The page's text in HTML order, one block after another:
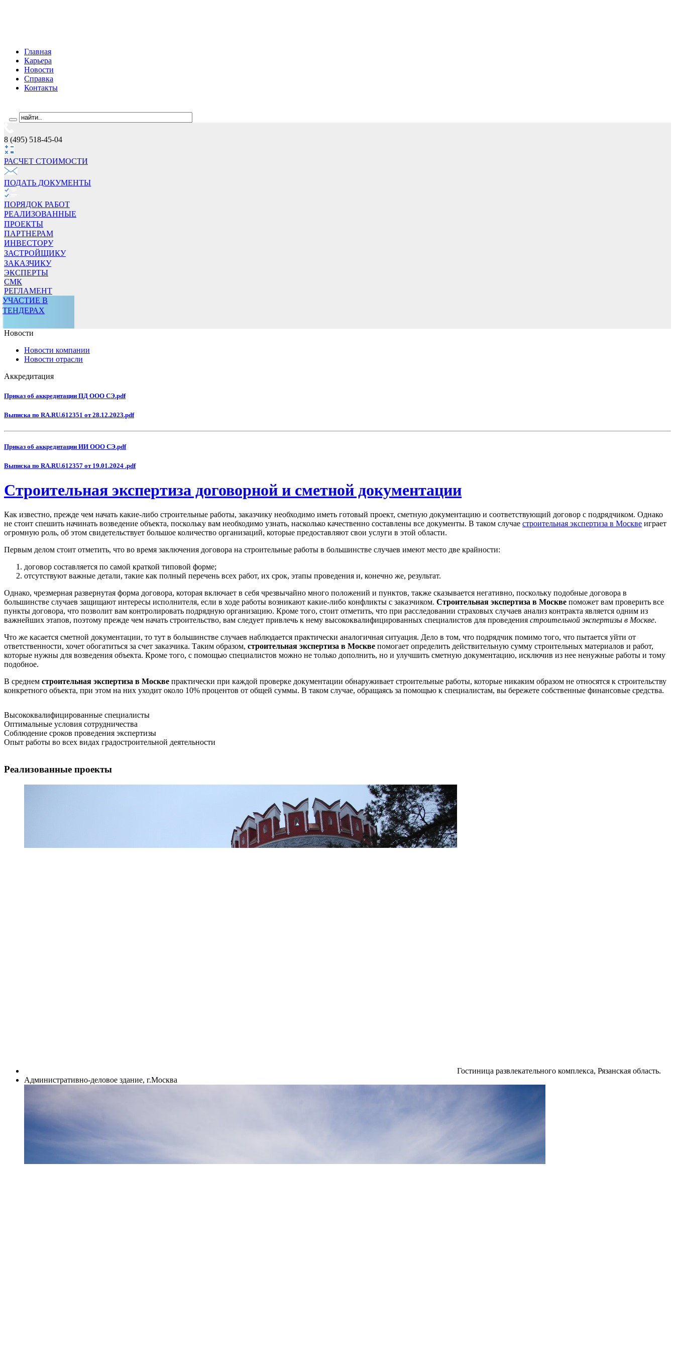
Главная
Карьера
Новости
Справка
Контакты
8 (495) 518-45-04
РАСЧЕТ СТОИМОCТИ
ПОДАТЬ ДОКУМЕНТЫ
ПОРЯДОК РАБОТ
РЕАЛИЗОВАННЫЕ
ПРОЕКТЫ
ПАРТНЕРАМ
ИНВЕСТОРУ
ЗАСТРОЙЩИКУ
ЗАКАЗЧИКУ
ЭКСПЕРТЫ
СМК
РЕГЛАМЕНТ
УЧАСТИЕ В
ТЕНДЕРАХ
Новости
Новости компании
Новости отрасли
Аккредитация
Приказ об аккредитации ПД ООО СЭ.pdf
Выписка по RA.RU.612351 от 28.12.2023.pdf
Приказ об аккредитации ИИ ООО СЭ.pdf
Выписка по RA.RU.612357 от 19.01.2024 .pdf
Строительная экспертиза договорной и сметной документации
Как известно, прежде чем начать какие-либо строительные работы, заказчику необходимо иметь готовый проект, сметную документацию и соответствующий договор с подрядчиком. Однако
не стоит спешить начинать возведение объекта, поскольку вам необходимо узнать, насколько качественно составлены все документы. В таком случае строительная экспертиза в Москве играет
огромную роль, об этом свидетельствует большое количество организаций, которые предоставляют свои услуги в этой области.
Первым делом стоит отметить, что во время заключения договора на строительные работы в большинстве случаев имеют место две крайности:
договор составляется по самой краткой типовой форме;
отсутствуют важные детали, такие как полный перечень всех работ, их срок, этапы проведения и, конечно же, результат.
Однако, чрезмерная развернутая форма договора, которая включает в себя чрезвычайно много положений и пунктов, также сказывается негативно, поскольку подобные договора в
большинстве случаев защищают интересы исполнителя, если в ходе работы возникают какие-либо конфликты с заказчиком. Строительная экспертиза в Москве поможет вам проверить все
пункты договора, что позволит вам контролировать подрядную организацию. Кроме того, стоит отметить, что при расследовании страховых случаев анализ контракта является одним из
важнейших этапов, поэтому прежде чем начать строительство, вам следует привлечь к нему высококвалифицированных специалистов для проведения строительной экспертизы в Москве.
Что же касается сметной документации, то тут в большинстве случаев наблюдается практически аналогичная ситуация. Дело в том, что подрядчик помимо того, что пытается уйти от
ответственности, хочет обогатиться за счет заказчика. Таким образом, строительная экспертиза в Москве помогает определить действительную сумму строительных материалов и работ,
которые нужны для возведения объекта. Кроме того, с помощью специалистов можно не только дополнить, но и улучшить сметную документацию, исключив из нее ненужные работы и тому
подобное.
В среднем строительная экспертиза в Москве практически при каждой проверке документации обнаруживает строительные работы, которые никаким образом не относятся к строительству
конкретного объекта, при этом на них уходит около 10% процентов от общей суммы. В таком случае, обращаясь за помощью к специалистам, вы бережете собственные финансовые средства.
Высококвалифицированные специалисты
Оптимальные условия сотрудничества
Соблюдение сроков проведения экспертизы
Опыт работы во всех видах градостроительной деятельности
Реализованные проекты
Гостиница развлекательного комплекса, Рязанская область.
Административно-деловое здание, г.Москва